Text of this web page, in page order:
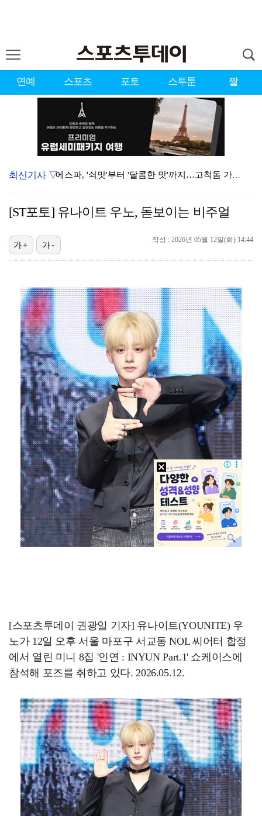
연예 스포츠 포토 스투툰 짤
에스파, '쇠맛'부터 '달콤한 맛'까지…고척돔 가득 채…
'리그 2연패 정조준' 아스널, 뉴캐슬서 기마랑이스 영…
에스파 고척돔 공연에 반가운 얼굴…아이들 미연·트와이스…
에스파, 고척돔 입성…공연 시작 40분 만에 첫 인사 …
"언론사 대표·국회의원도"…최연청, 판사 남편까지 화려…
박지민 아나운서 "발리까지 갔는데…'피의 게임2' 출연…
'첫 승 도전' 장은수 "우승 의식하기보다 내 플레이에…
"軍 구타에 의한 사망" 김정렬, 억울하게 떠난 형 회…
최신기사 ▽
[ST포토] 유나이트 우노, 돋보이는 비주얼
작성 : 2026년 05월 12일(화) 14:44
가+ 가-
[스포츠투데이 권광일 기자] 유나이트(YOUNITE) 우
노가 12일 오후 서울 마포구 서교동 NOL 씨어터 합정
에서 열린 미니 8집 '인연 : INYUN Part.1' 쇼케이스에
참석해 포즈를 취하고 있다. 2026.05.12.